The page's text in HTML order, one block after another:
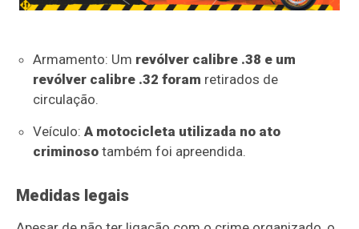
Armamento: Um revólver calibre .38 e um
revólver calibre .32 foram retirados de
circulação.
Veículo: A motocicleta utilizada no ato
criminosotambém foi apreendida.
Medidas legais